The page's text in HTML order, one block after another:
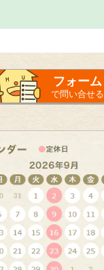
フォーム
で問い合せる